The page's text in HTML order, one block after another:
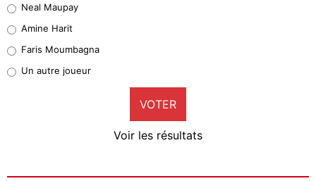
1%
9%
Neal Maupay
Amine Harit
Faris Moumbagna
Un autre joueur
VOTER
Voir les résultats